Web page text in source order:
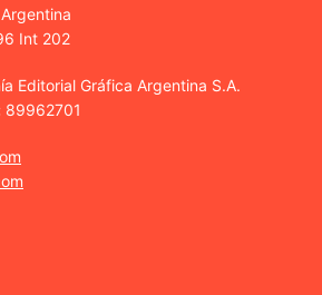
Int 202
Editorial Gráfica Argentina S.A.
89962701